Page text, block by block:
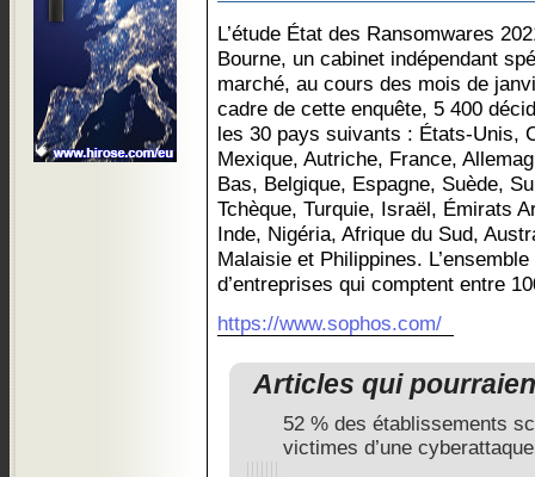
L’étude État des Ransomwares
Bourne, un cabinet indépendant
marché, au cours des mois de
cadre de cette enquête, 5 400
les 30 pays suivants : États-Unis,
Mexique, Autriche, France,
Bas, Belgique, Espagne, Suède,
Tchèque, Turquie, Israël, Émirats
Inde, Nigéria, Afrique du Sud,
Malaisie et Philippines.
d’entreprises qui comptent entre
https://www.sophos.com/
Articles qui
52 % des établissements
victimes d’une cyberattaque